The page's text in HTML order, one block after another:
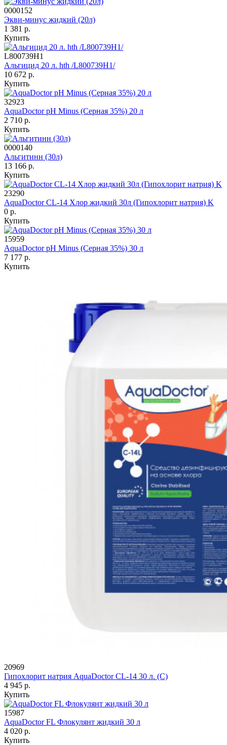
0000152
Экви-минус жидкий (20л)
1 381 р.
Купить
L800739H1
Альгицид 20 л. hth /L800739H1/
10 672 р.
Купить
32923
AquaDoctor pH Minus (Серная 35%) 20 л
2 710 р.
Купить
0000140
Альгитинн (30л)
13 166 р.
Купить
23290
AquaDoctor CL-14 Хлор жидкий 30л (Гипохлорит натрия) K
0 р.
Купить
15959
AquaDoctor pH Minus (Серная 35%) 30 л
7 177 р.
Купить
20969
Гипохлорит натрия AquaDoctor CL-14 30 л. (С)
4 945 р.
Купить
15987
AquaDoctor FL Флокулянт жидкий 30 л
4 020 р.
Купить